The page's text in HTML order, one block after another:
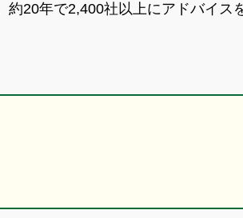
約20年で2,400社以上にアドバイス